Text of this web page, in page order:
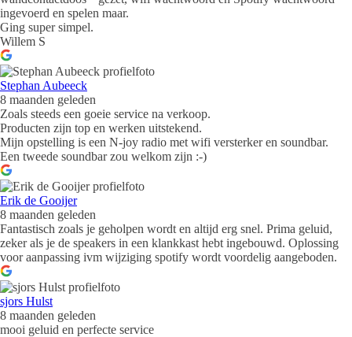
ingevoerd en spelen maar.
Ging super simpel.
Willem S
Stephan Aubeeck
8 maanden geleden
Zoals steeds een goeie service na verkoop.
Producten zijn top en werken uitstekend.
Mijn opstelling is een N-joy radio met wifi versterker en soundbar.
Een tweede soundbar zou welkom zijn :-)
Erik de Gooijer
8 maanden geleden
Fantastisch zoals je geholpen wordt en altijd erg snel. Prima geluid,
zeker als je de speakers in een klankkast hebt ingebouwd. Oplossing
voor aanpassing ivm wijziging spotify wordt voordelig aangeboden.
sjors Hulst
8 maanden geleden
mooi geluid en perfecte service